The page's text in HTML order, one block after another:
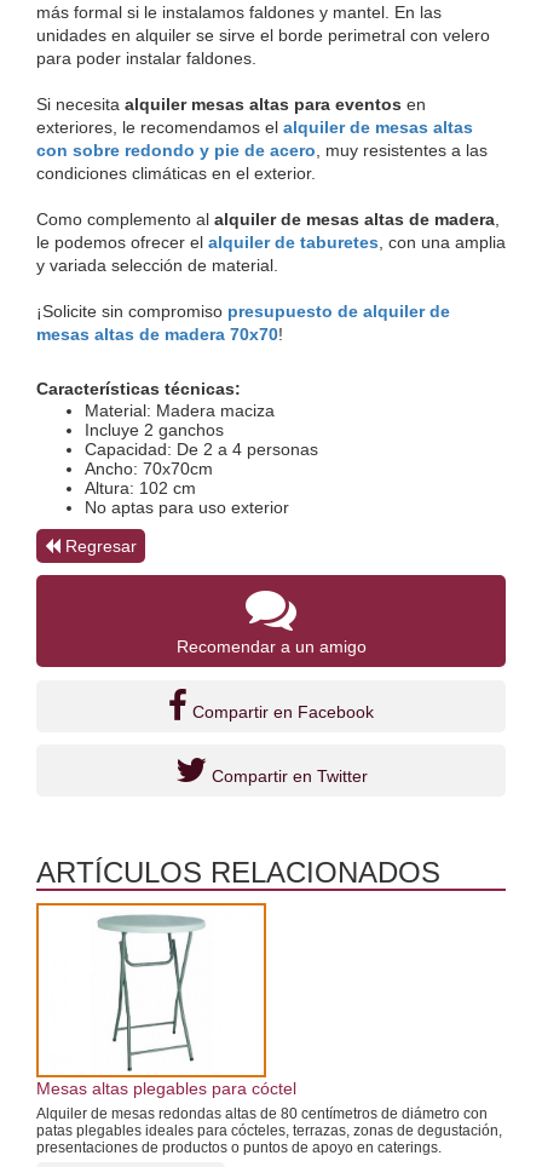
más formal si le instalamos faldones y mantel. En las
unidades en alquiler se sirve el borde perimetral con velero
para poder instalar faldones.
Si necesita alquiler mesas altas para eventos en
exteriores, le recomendamos el alquiler de mesas altas
con sobre redondo y pie de acero , muy resistentes a las
condiciones climáticas en el exterior.
Como complemento al alquiler de mesas altas de madera
le podemos ofrecer el alquiler de taburetes , con una amplia
y variada selección de material.
¡Solicite sin compromiso presupuesto de alquiler de
mesas altas de madera 70x70!
Características técnicas:
Material: Madera maciza
Incluye 2 ganchos
Capacidad: De 2 a 4 personas
Ancho: 70x70cm
Altura: 102 cm
No aptas para uso exterior
Regresar
Recomendar a un amigo
Compartir en Facebook
Compartir en Twitter
ARTÍCULOS RELACIONADOS
Mesas altas plegables para cóctel
Alquiler de mesas redondas altas de 80 centímetros de diámetro con
patas plegables ideales para cócteles, terrazas, zonas de degustación,
presentaciones de productos o puntos de apoyo en caterings.